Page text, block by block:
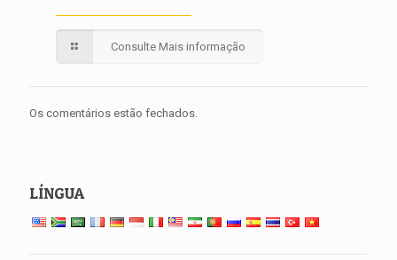
Consulte Mais informação
Os comentários estão fechados.
LÍNGUA